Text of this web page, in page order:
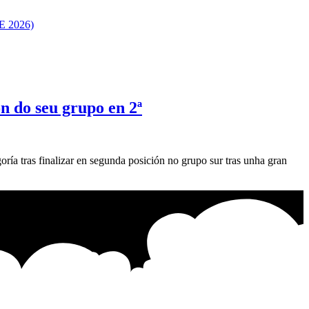
2026)
do seu grupo en 2ª
tras finalizar en segunda posición no grupo sur tras unha gran